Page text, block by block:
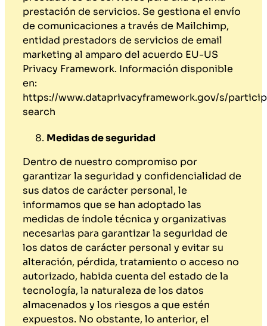
prestación de servicios. Se gestiona el envío
de comunicaciones a través de Mailchimp,
entidad prestadors de servicios de email
marketing al amparo del acuerdo EU-US
Privacy Framework. Información disponible
en:
https://www.dataprivacyframework.gov/s/
search
Medidas de seguridad
Dentro de nuestro compromiso por
garantizar la seguridad y confidencialidad de
sus datos de carácter personal, le
informamos que se han adoptado las
medidas de índole técnica y organizativas
necesarias para garantizar la seguridad de
los datos de carácter personal y evitar su
alteración, pérdida, tratamiento o acceso no
autorizado, habida cuenta del estado de la
tecnología, la naturaleza de los datos
almacenados y los riesgos a que estén
expuestos. No obstante, lo anterior, el